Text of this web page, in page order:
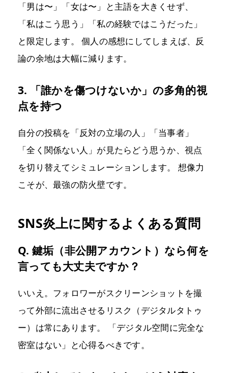
「男は〜」「女は〜」と主語を大きくせず、
「私はこう思う」「私の経験ではこうだった」
と限定します。 個人の感想にしてしまえば、反
論の余地は大幅に減ります。
3. 「誰かを傷つけないか」の多角的視
点を持つ
自分の投稿を「反対の立場の人」「当事者」
「全く関係ない人」が見たらどう思うか、視点
を切り替えてシミュレーションします。 想像力
こそが、最強の防火壁です。
SNS炎上に関するよくある質問
Q. 鍵垢（非公開アカウント）なら何を
言っても大丈夫ですか？
いいえ。フォロワーがスクリーンショットを撮
って外部に流出させるリスク（デジタルタトゥ
ー）は常にあります。 「デジタル空間に完全な
密室はない」と心得るべきです。